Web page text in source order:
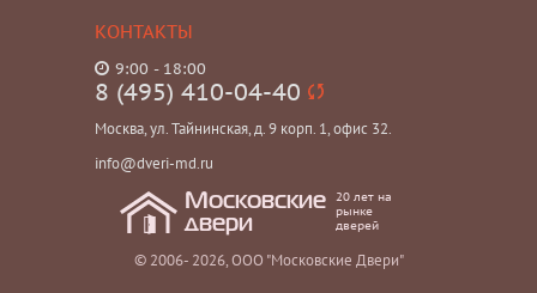
КОНТАКТЫ
9:00 - 18:00
8 (495) 410-04-40
Москва, ул. Тайнинская, д. 9 корп. 1, офис 32.
info@dveri-md.ru
Московские
двери
20 лет на
рынке
дверей
© 2006- 2026, ООО "Московские Двери"